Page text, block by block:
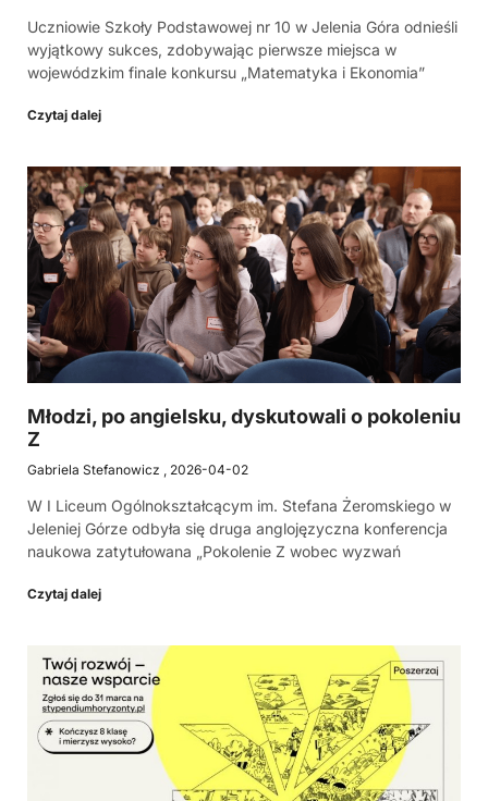
Uczniowie Szkoły Podstawowej nr 10 w Jelenia Góra odnieśli
wyjątkowy sukces, zdobywając pierwsze miejsca w
wojewódzkim finale konkursu „Matematyka i Ekonomia”
Czytaj dalej
Młodzi, po angielsku, dyskutowali o pokoleniu
Z
Gabriela Stefanowicz 2026-04-02
W I Liceum Ogólnokształcącym im. Stefana Żeromskiego w
Jeleniej Górze odbyła się druga anglojęzyczna konferencja
naukowa zatytułowana „Pokolenie Z wobec wyzwań
Czytaj dalej